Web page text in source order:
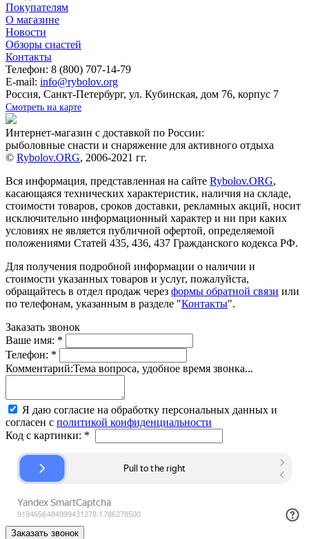
Покупателям
О магазине
Новости
Обзоры снастей
Контакты
Телефон: 8 (800) 707-14-79
E-mail: info@rybolov.org
Россия, Санкт-Петербург, ул. Кубинская, дом 76, корпус 7
Смотреть на карте
Интернет-магазин с доставкой по России:
рыболовные снасти и снаряжение для активного отдыха
© Rybolov.ORG, 2006-2021 гг.
Вся информация, представленная на сайте Rybolov.ORG,
касающаяся технических характеристик, наличия на складе,
стоимости товаров, сроков доставки, рекламных акций, носит
исключительно информационный характер и ни при каких
условиях не является публичной офертой, определяемой
положениями Статей 435, 436, 437 Гражданского кодекса РФ.
Для получения подробной информации о наличии и
стоимости указанных товаров и услуг, пожалуйста,
обращайтесь в отдел продаж через формы обратной связи или
по телефонам, указанным в разделе "Контакты".
Заказать звонок
Ваше имя: *
Телефон: *
Комментарий:Тема вопроса, удобное время звонка...
Я даю согласие на обработку персональных данных и
согласен с политикой конфиденциальности
Код с картинки: *